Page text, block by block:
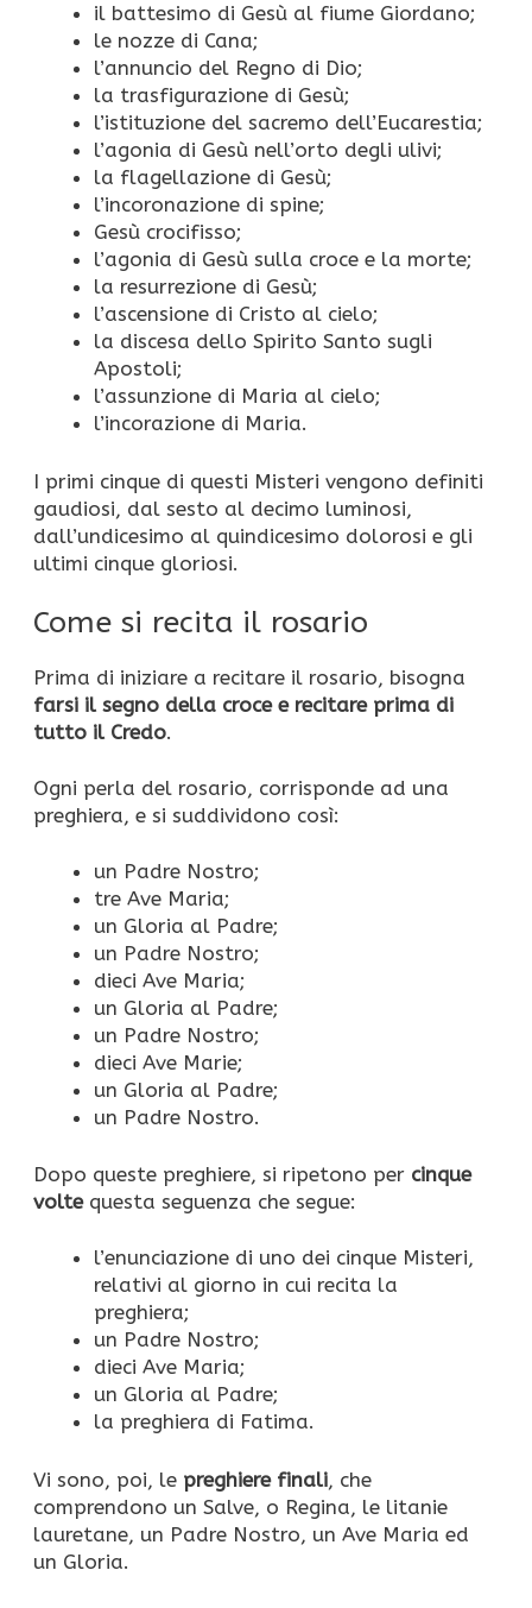
il battesimo di Gesù al fiume Giordano;
le nozze di Cana;
l’annuncio del Regno di Dio;
la trasfigurazione di Gesù;
l’istituzione del sacremo dell’Eucarestia;
l’agonia di Gesù nell’orto degli ulivi;
la flagellazione di Gesù;
l’incoronazione di spine;
Gesù crocifisso;
l’agonia di Gesù sulla croce e la morte;
la resurrezione di Gesù;
l’ascensione di Cristo al cielo;
la discesa dello Spirito Santo sugli
Apostoli;
l’assunzione di Maria al cielo;
l’incorazione di Maria.
I primi cinque di questi Misteri vengono definiti
gaudiosi, dal sesto al decimo luminosi,
dall’undicesimo al quindicesimo dolorosi e gli
ultimi cinque gloriosi.
Come si recita il rosario
Prima di iniziare a recitare il rosario, bisogna
farsi il segno della croce e recitare prima di
tutto il Credo.
Ogni perla del rosario, corrisponde ad una
preghiera, e si suddividono così:
un Padre Nostro;
tre Ave Maria;
un Gloria al Padre;
un Padre Nostro;
dieci Ave Maria;
un Gloria al Padre;
un Padre Nostro;
dieci Ave Marie;
un Gloria al Padre;
un Padre Nostro.
Dopo queste preghiere, si ripetono per cinque
voltequesta seguenza che segue:
l’enunciazione di uno dei cinque Misteri,
relativi al giorno in cui recita la
preghiera;
un Padre Nostro;
dieci Ave Maria;
un Gloria al Padre;
la preghiera di Fatima.
Vi sono, poi, le preghiere finali, che
comprendono un Salve, o Regina, le litanie
lauretane, un Padre Nostro, un Ave Maria ed
un Gloria.